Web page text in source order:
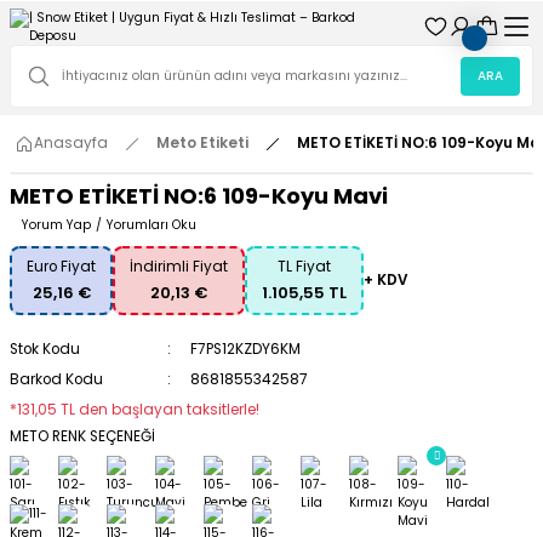
ARA
Anasayfa Meto Etiketi METO ETİKETİ NO:6 109-Koyu
METO ETİKETİ NO:6 109-Koyu Mavi
Yorum Yap / Yorumları Oku
Euro Fiyat
25,16 €
İndirimli Fiyat
20,13 €
TL Fiyat
1.105,55 TL
+ KDV
Stok Kodu
F7PS12KZDY6KM
Barkod Kodu
8681855342587
*131,05 TL den başlayan taksitlerle!
METO RENK SEÇENEĞİ